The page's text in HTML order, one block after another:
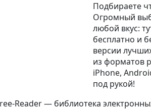
Подбираете
Огромный
любой вкус:
бесплатно и
версии
из форматов
iPhone,
под рукой!
Reader — библиотека